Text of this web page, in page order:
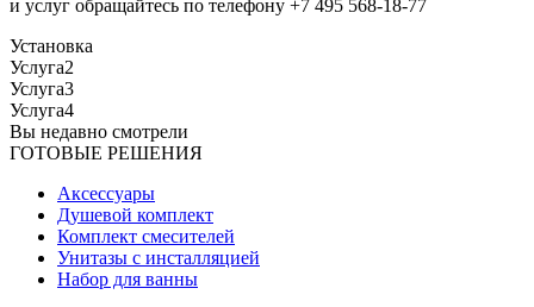
и услуг обращайтесь по телефону +7 495 568-18-77
Установка
Услуга2
Услуга3
Услуга4
Вы недавно смотрели
ГОТОВЫЕ РЕШЕНИЯ
Аксессуары
Душевой комплект
Комплект смесителей
Унитазы с инсталляцией
Набор для ванны